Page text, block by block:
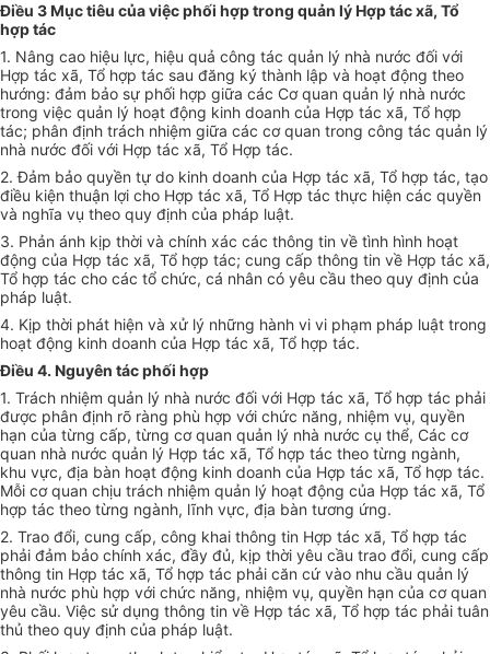
Điều 3 Mục tiêu của việc phối hợp trong quản lý Hợp tác xã, Tổ
hợp tác
1. Nâng cao hiệu lực, hiệu quả công tác quản lý nhà nước đối với
Hợp tác xã, Tổ hợp tác sau đăng ký thành lập và hoạt động theo
hướng: đảm bảo sự phối hợp giữa các Cơquan quản lý nhà nước
trong việc quản lý hoạt động kinh doanh của Hợp tác xã, Tổ hợp
tác; phân định trách nhiệm giữa các cơ quan trong công tác quản lý
nhà nước đối với Hợp tác xã, Tổ Hợp tác.
2.Đảm bảo quyền tự do kinh doanh của Hợp tác xã, Tổ hợp tác, tạo
điều kiện thuận lợi cho Hợp tác xã, Tổ Hợp tác thực hiện các quyền
và nghĩa vụ theo quy định của pháp luật.
3. Phản ánh kịp thời và chính xác các thông tin về tình hình hoạt
động của Hợp tác xã, Tổ hợp tác; cung cấp thông tin về Hợp tác xã,
Tổ hợp tác cho các tổ chức, cá nhân có yêu cầu theo quy định của
pháp luật.
4. Kịp thời phát hiện và xử lý những hành vi vi phạm pháp luật trong
hoạt động kinh doanh của Hợp tác xã, Tổ hợp tác.
Điều 4. Nguyên tác phối hợp
1. Trách nhiệm quản lý nhà nước đối với Hợp tác xã, Tổ hợp tác phải
được phân định rõ ràng phù hợp với chức năng, nhiệm vụ, quyền
hạn của từng cấp, từng cơquan quản lý nhà nước cụ thể, Các cơ
quan nhà nước quản lý Hợp tác xã, Tổ hợp tác theo từng ngành,
khu vực, địa bàn hoạt động kinh doanh của Hợp tác xã, Tổ hợp tác.
Mỗi cơquan chịu trách nhiệm quản lý hoạt động của Hợp tác xã, Tổ
hợp tác theo từng ngành, lĩnh vực, địa bàn tương ứng.
2. Trao đổi, cung cấp, công khai thông tin Hợp tác xã, Tổ hợp tác
phải đảm bảo chính xác, đầy đủ, kịp thời yêu cầu trao đổi, cung cấp
thông tin Hợp tác xã, Tổ hợp tác phải căn cứ vào nhu cầu quản lý
nhà nước phù hợp với chức năng, nhiệm vụ, quyền hạn của cơ quan
yêu cầu. Việc sử dụng thông tin về Hợp tác xã, Tổ hợp tác phải tuân
thủ theo quy định của pháp luật.